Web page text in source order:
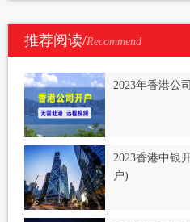
推荐阅读/Recommend
2023年香港公
2023香港中银
户)